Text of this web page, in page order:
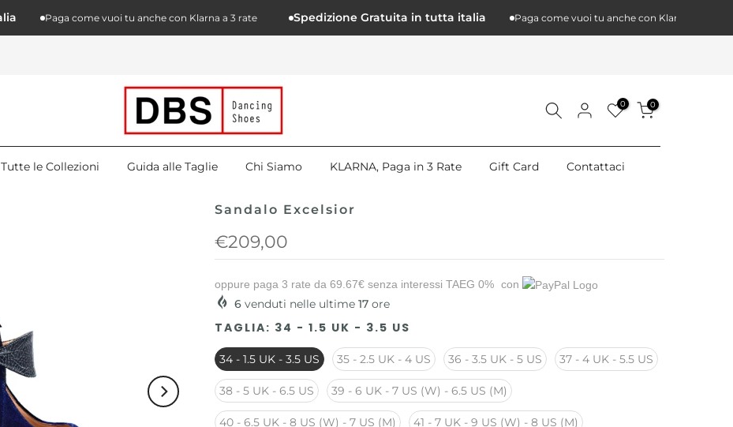
Paga come vuoi tu anche con Klarna a 3 rate Spedizione Gratuita in tutta italia Paga come vuoi tu anche con Klarna a 3 rate
0 0
Tutte le Collezioni Guida alle Taglie Chi Siamo KLARNA, Paga in 3 Rate Gift Card Contattaci
Sandalo Excelsior
€209,00
oppure paga 3 rate da 69.67€ senza interessi TAEG 0% con
6 venduti nelle ultime 17 ore
TAGLIA: 34 - 1.5 UK - 3.5 US
34 - 1.5 UK - 3.5 US 35 - 2.5 UK - 4 US 36 - 3.5 UK - 5 US 37 - 4 UK - 5.5 US
38 - 5 UK - 6.5 US 39 - 6 UK - 7 US (W) - 6.5 US (M)
40 - 6.5 UK - 8 US (W) - 7 US (M) 41 - 7 UK - 9 US (W) - 8 US (M)